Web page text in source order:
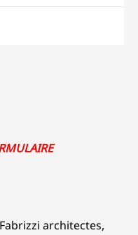
architectes,